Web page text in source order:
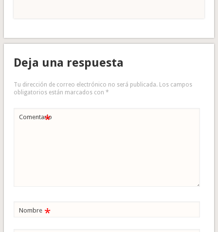
Deja una respuesta
Tu dirección de correo electrónico no será publicada. Los campos
obligatorios están marcados con *
Comentario
*
Nombre *